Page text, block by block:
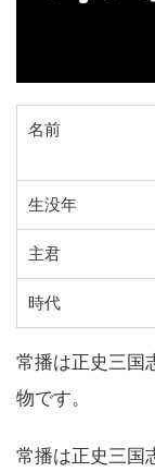
名前
生没年
主君
時代
常播は正史三国
物です。
常播は正史三国